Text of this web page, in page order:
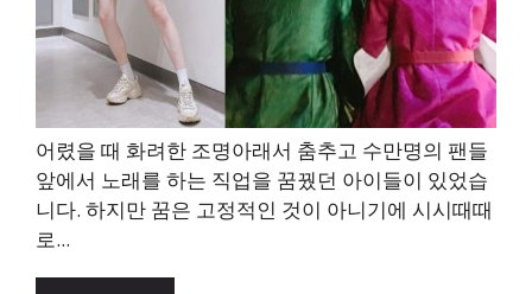
어렸을 때 화려한 조명아래서 춤추고 수만명의 팬들
앞에서 노래를 하는 직업을 꿈꿨던 아이들이 있었습
니다. 하지만 꿈은 고정적인 것이 아니기에 시시때때
로...